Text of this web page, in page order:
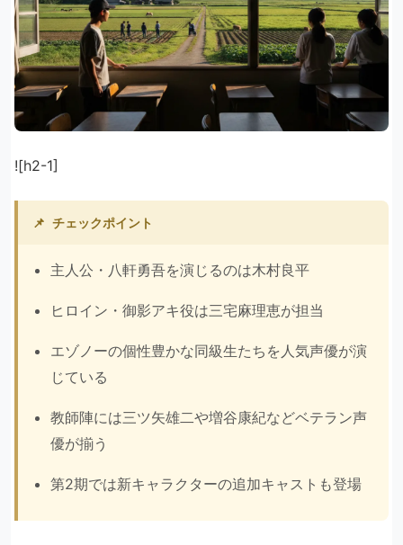
![h2-1]
📌 チェックポイント
主人公・八軒勇吾を演じるのは木村良平
ヒロイン・御影アキ役は三宅麻理恵が担当
エゾノーの個性豊かな同級生たちを人気声優が演
じている
教師陣には三ツ矢雄二や増谷康紀などベテラン声
優が揃う
第2期では新キャラクターの追加キャストも登場